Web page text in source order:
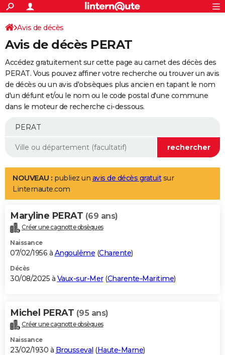
ACTUALITÉS
Politique
Société
Faits Divers
Education
Monde
Villes
+
SPORT
Coupe du monde 2026
Football
Tennis
Cyclisme
Rugby
Forum
Programme TV
TNT
Streaming
Cinéma
Sorties cinéma
Musique
+
FINANCE
Retraite
Impôts
Epargne
Immobilier
Risques naturels par ville
Banque
Assurance
Crédit
AUTO
Essais
Réserver un essai
Citadines
Berlines
SUV
Forum auto
+
Mobiles
Meilleur smartphone
Internet
Ordinateurs
Jeux vidéo
Guide high-tech
Aménagement intérieur
LIFESTYLE
Art de vivre
Bien-être
Loisirs
Mode
Modes de vie
Alimentation
Guide de la santé
Maladies
Médicaments
Sommeil
VOYAGE
Destinations
City break
Voyage nature
Voyage de noces
Forum
Climat
+PHOTO
GUIDES D'ACHAT
BONS PLANS
Carte de Noël
Carte Bonne année
Carte Saint-Valentin
Carte Pâques
Carte d'anniversaire
DICTIONNAIRE
Dictionnaire
Biographies
Citations
Expressions
Proverbes
PROGRAMME TV
Avis de décès
Avis de décès PERAT
Accédez gratuitement sur cette page au carnet des décès des
PERAT. Vous pouvez affiner votre recherche ou trouver un avis
de décès ou un avis d'obsèques plus ancien en tapant le nom
d'un défunt et/ou le nom ou le code postal d'une commune
dans le moteur de recherche ci-dessous.
NOUVEAU : publiez un avis de décès gratuitsur
Linternaute.com
Maryline PERAT (69 ans)
Créer une cagnotte obsèques
Naissance
07/02/1956 à Angoulême (Charente)
Décès
30/08/2025 à Vaux-sur-Mer(Charente-Maritime)
Michel PERAT (95 ans)
Créer une cagnotte obsèques
Naissance
23/02/1930 à Brousseval (Haute-Marne)